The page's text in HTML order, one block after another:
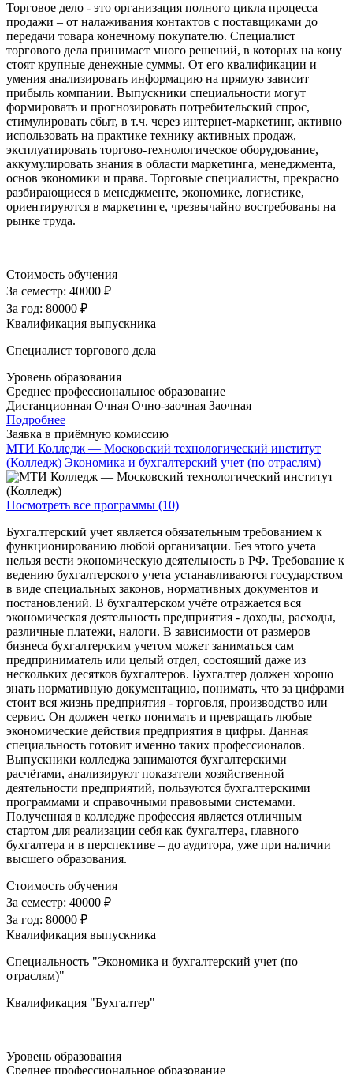
Торговое дело - это организация полного цикла процесса
продажи – от налаживания контактов с поставщиками до
передачи товара конечному покупателю. Специалист
торгового дела принимает много решений, в которых на кону
стоят крупные денежные суммы. От его квалификации и
умения анализировать информацию на прямую зависит
прибыль компании. Выпускники специальности могут
формировать и прогнозировать потребительский спрос,
стимулировать сбыт, в т.ч. через интернет-маркетинг, активно
использовать на практике технику активных продаж,
эксплуатировать торгово-технологическое оборудование,
аккумулировать знания в области маркетинга, менеджмента,
основ экономики и права. Торговые специалисты, прекрасно
разбирающиеся в менеджменте, экономике, логистике,
ориентируются в маркетинге, чрезвычайно востребованы на
рынке труда.
Стоимость обучения
За семестр: 40000 ₽
За год: 80000 ₽
Квалификация выпускника
Специалист торгового дела
Уровень образования
Среднее профессиональное образование
Дистанционная Очная Очно-заочная Заочная
Подробнее
Заявка в приёмную комиссию
МТИ Колледж — Московский технологический институт
(Колледж) Экономика и бухгалтерский учет (по отраслям)
Посмотреть все программы (10)
Бухгалтерский учет является обязательным требованием к
функционированию любой организации. Без этого учета
нельзя вести экономическую деятельность в РФ. Требование к
ведению бухгалтерского учета устанавливаются государством
в виде специальных законов, нормативных документов и
постановлений. В бухгалтерском учёте отражается вся
экономическая деятельность предприятия - доходы, расходы,
различные платежи, налоги. В зависимости от размеров
бизнеса бухгалтерским учетом может заниматься сам
предприниматель или целый отдел, состоящий даже из
нескольких десятков бухгалтеров. Бухгалтер должен хорошо
знать нормативную документацию, понимать, что за цифрами
стоит вся жизнь предприятия - торговля, производство или
сервис. Он должен четко понимать и превращать любые
экономические действия предприятия в цифры. Данная
специальность готовит именно таких профессионалов.
Выпускники колледжа занимаются бухгалтерскими
расчётами, анализируют показатели хозяйственной
деятельности предприятий, пользуются бухгалтерскими
программами и справочными правовыми системами.
Полученная в колледже профессия является отличным
стартом для реализации себя как бухгалтера, главного
бухгалтера и в перспективе – до аудитора, уже при наличии
высшего образования.
Стоимость обучения
За семестр: 40000 ₽
За год: 80000 ₽
Квалификация выпускника
Специальность "Экономика и бухгалтерский учет (по
отраслям)"
Квалификация "Бухгалтер"
Уровень образования
Среднее профессиональное образование